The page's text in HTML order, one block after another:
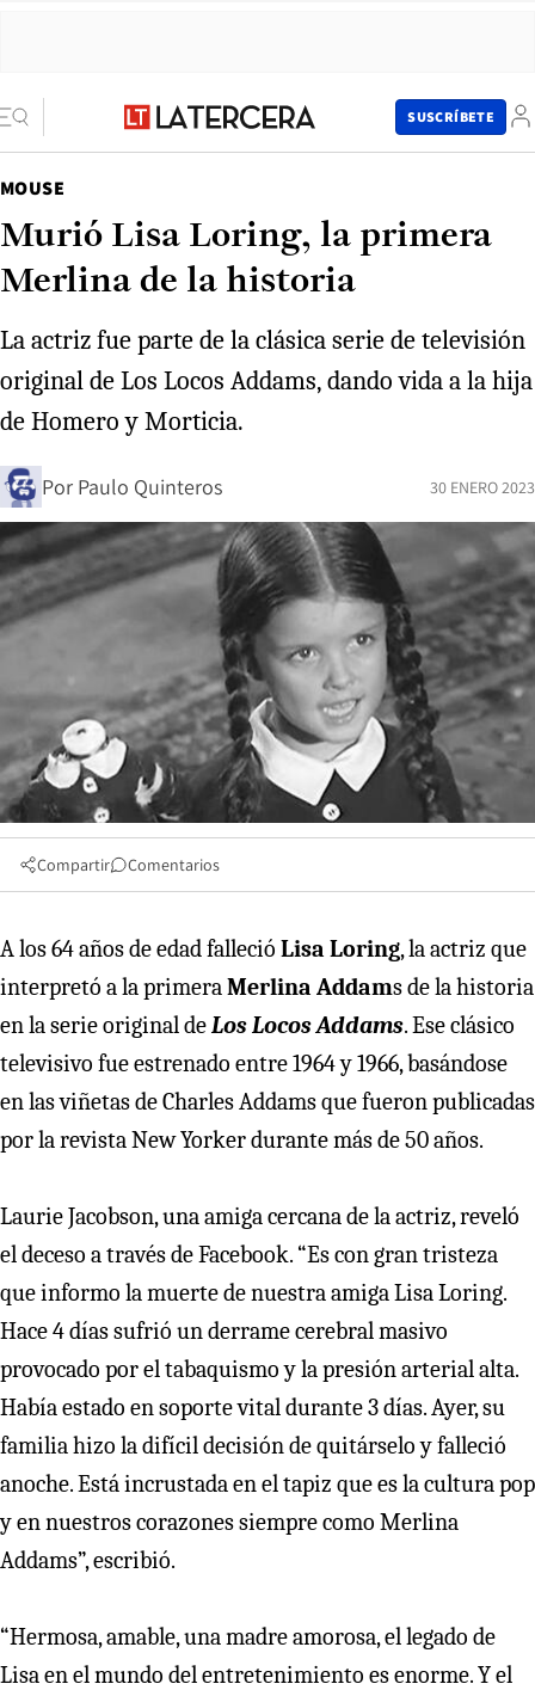
SUSCRÍBETE
MOUSE
Murió Lisa Loring, la primera
Merlina de la historia
La actriz fue parte de la clásica serie de televisión
original de Los Locos Addams, dando vida a la hija
de Homero y Morticia.
Por Paulo Quinteros 30 ENERO 2023
Compartir Comentarios
A los 64 años de edad falleció Lisa Loring, la actriz que
interpretó a la primeraMerlina Addams de la historia
en la serie original deLos Locos Addams. Ese clásico
televisivo fue estrenado entre 1964 y 1966, basándose
en las viñetas de Charles Addams que fueron publicadas
por la revista New Yorker durante más de 50 años.
Laurie Jacobson, una amiga cercana de la actriz, reveló
el deceso a través de Facebook. “Es con gran tristeza
que informo la muerte de nuestra amiga Lisa Loring.
Hace 4 días sufrió un derrame cerebral masivo
provocado por el tabaquismo y la presión arterial alta.
Había estado en soporte vital durante 3 días. Ayer, su
familia hizo la difícil decisión de quitárselo y falleció
anoche. Está incrustada en el tapiz que es la cultura pop
y en nuestros corazones siempre como Merlina
Addams”, escribió.
“Hermosa, amable, una madre amorosa, el legado de
Lisa en el mundo del entretenimiento es enorme. Y el